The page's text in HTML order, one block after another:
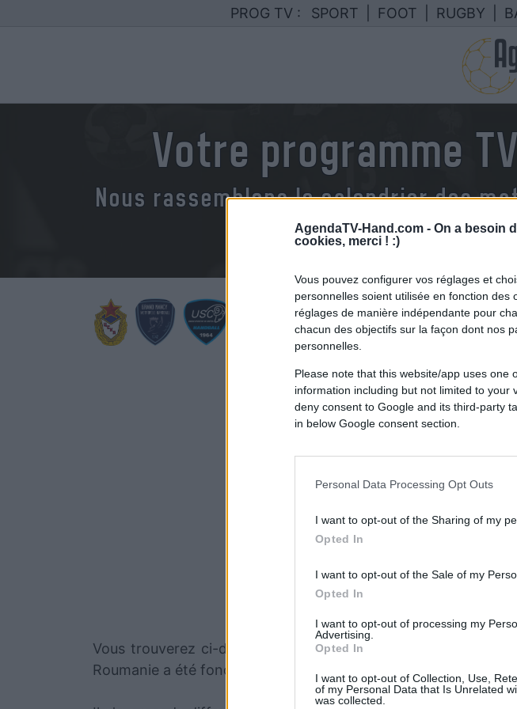
AgendaTV-Hand.com - On a besoin
cookies, merci ! :)
Vous pouvez configurer vos réglages et
personnelles soient utilisée en fonction des
réglages de manière indépendante pour
chacun des objectifs sur la façon dont nos
personnelles.
Please note that this website/app uses
information including but not limited to your
deny consent to Google and its third-party
in below Google consent section.
Personal Data Processing Opt Outs
I want to opt-out of the Sharing of my
Opted In
I want to opt-out of the Sale of my
Opted In
I want to opt-out of processing my
Advertising.
Opted In
I want to opt-out of Collection, Use,
of my Personal Data that Is Unrelated
was collected.
PROG TV : SPORT FOOT RUGBY
Votre programme
Nous rassemblons le calendrier des
TV
Vous trouverez ci-dessous la liste des futurs matchs diffusés
Roumanie a été fondée il y a 19 ans, en 2007.